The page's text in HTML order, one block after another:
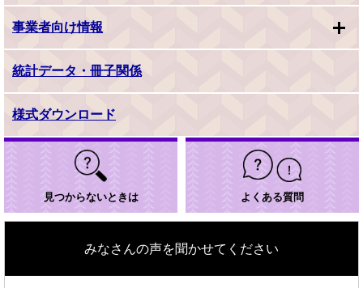
事業者向け情報
統計データ・冊子関係
様式ダウンロード
見つからないときは よくある質問
みなさんの声を聞かせてください